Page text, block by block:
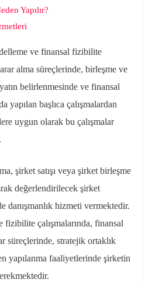
Yapılır?
ve finansal fizibilite
alma süreçlerinde, birleşme ve
belirlenmesinde ve finansal
yapılan başlıca çalışmalardan
uygun olarak bu çalışmalar
şirket satışı veya şirket birleşme
değerlendirilecek şirket
danışmanlık hizmeti vermektedir.
fizibilite çalışmalarında, finansal
süreçlerinde, stratejik ortaklık
yapılanma faaliyetlerinde şirketin